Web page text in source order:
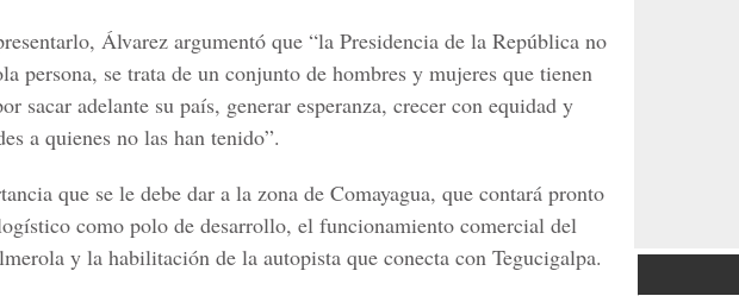
Álvarez argumentó que “la Presidencia de la República no
persona, se trata de un conjunto de hombres y mujeres que tienen
sacar adelante su país, generar esperanza, crecer con equidad y
a quienes no las han tenido”.
que se le debe dar a la zona de Comayagua, que contará pronto
como polo de desarrollo, el funcionamiento comercial del
y la habilitación de la autopista que conecta con Tegucigalpa.